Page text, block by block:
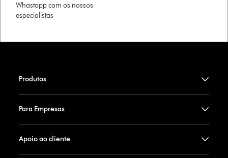
Whastapp com os nossos
especialistas
Produtos
Para Empresas
Apoio ao cliente